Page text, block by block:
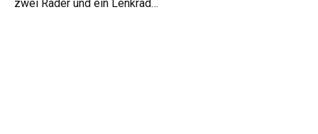
zwei Räder und ein Lenkrad…